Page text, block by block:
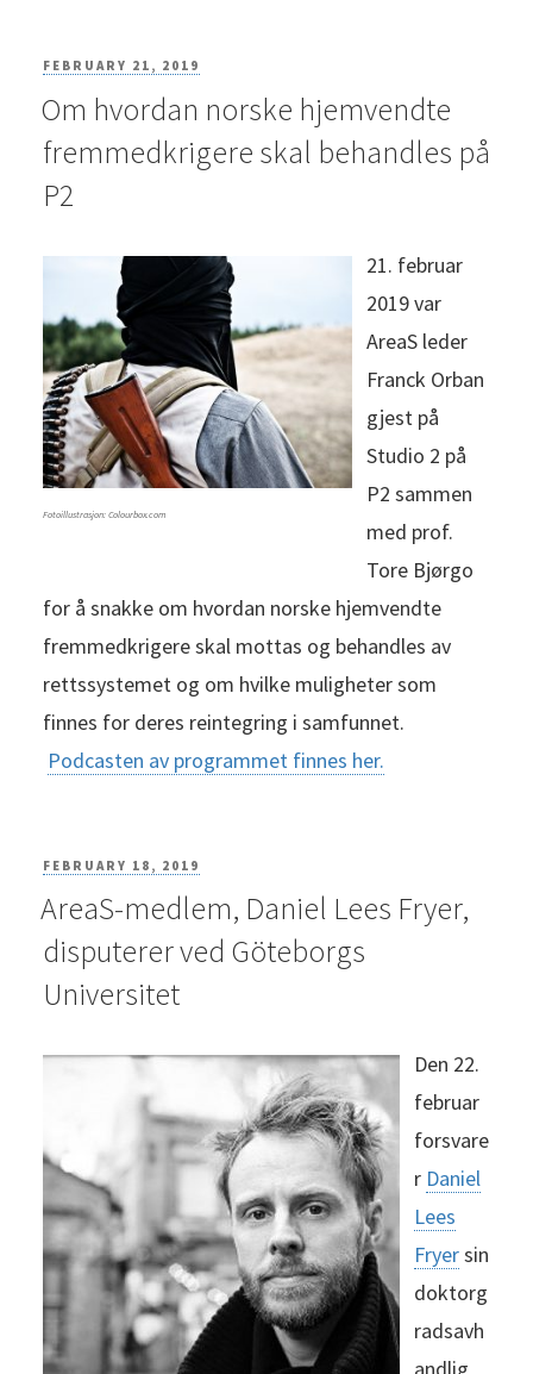
POSTED
ON
FEBRUARY 21, 2019
Om hvordan norske hjemvendte
fremmedkrigere skal behandles på
P2
Fotoillustrasjon: Colourbox.com
21. februar
2019 var
AreaS leder
Franck Orban
gjest på
Studio 2 på
P2 sammen
med prof.
Tore Bjørgo
for å snakke om hvordan norske hjemvendte
fremmedkrigere skal mottas og behandles av
rettssystemet og om hvilke muligheter som
finnes for deres reintegring i samfunnet.
Podcasten av programmet finnes her.
POSTED
ON
FEBRUARY 18, 2019
AreaS-medlem, Daniel Lees Fryer,
disputerer ved Göteborgs
Universitet
Den 22.
februar
forsvare
r Daniel
Lees
Fryersin
doktorg
radsavh